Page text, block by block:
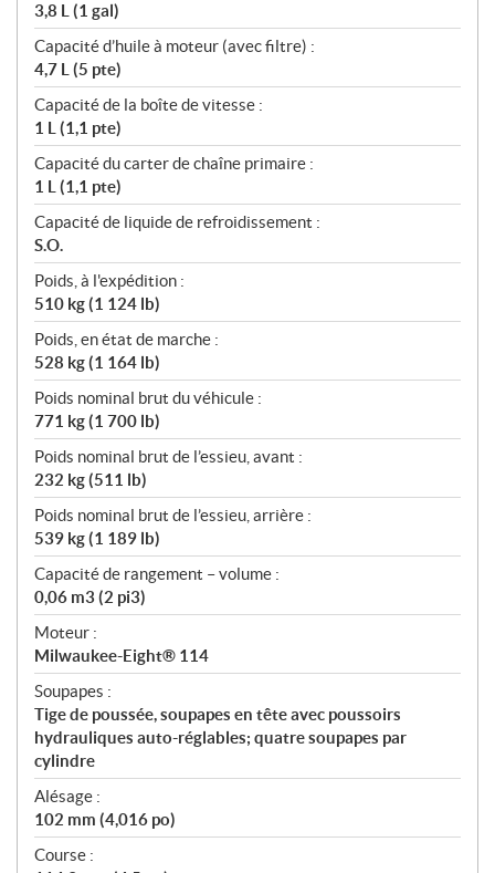
3,8 L (1 gal)
Capacité d’huile à moteur (avec filtre) :
4,7 L (5 pte)
Capacité de la boîte de vitesse :
1 L (1,1 pte)
Capacité du carter de chaîne primaire :
1 L (1,1 pte)
Capacité de liquide de refroidissement :
S.O.
Poids, à l'expédition :
510 kg (1 124 lb)
Poids, en état de marche :
528 kg (1 164 lb)
Poids nominal brut du véhicule :
771 kg (1 700 lb)
Poids nominal brut de l’essieu, avant :
232 kg (511 lb)
Poids nominal brut de l’essieu, arrière :
539 kg (1 189 lb)
Capacité de rangement – volume :
0,06 m3 (2 pi3)
Moteur :
Milwaukee-Eight® 114
Soupapes :
Tige de poussée, soupapes en tête avec poussoirs
hydrauliques auto-réglables; quatre soupapes par
cylindre
Alésage :
102 mm (4,016 po)
Course :